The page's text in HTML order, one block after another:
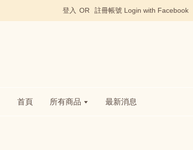
登入 OR 註冊帳號 Login with Facebook
首頁 所有商品 最新消息